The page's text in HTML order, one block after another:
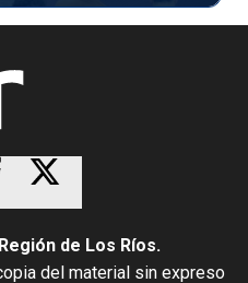
de Los Ríos.
del material sin expreso